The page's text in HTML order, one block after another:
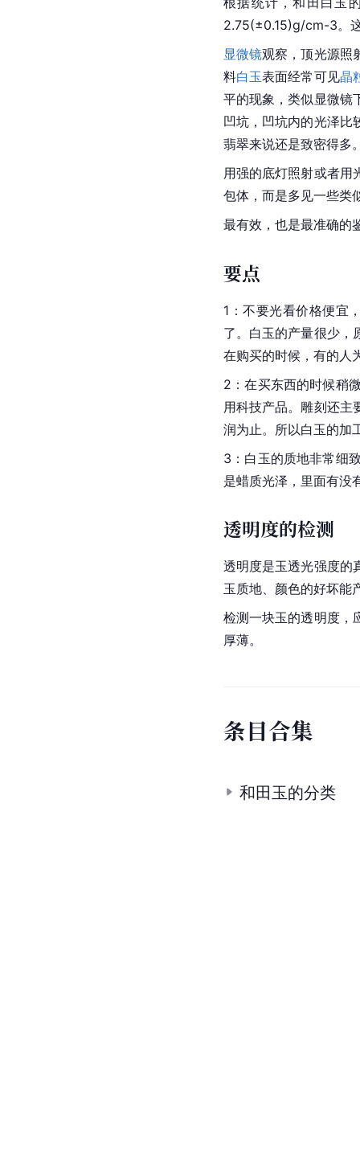
2.75(±0.15)g/cm-3。
显微镜观察，顶光源照
料白玉表面经常可见晶
平的现象，类似显微镜
凹坑，凹坑内的光泽比
翡翠来说还是致密得多
用强的底灯照射或者用
包体，而是多见一些类
最有效，也是最准确的
要点
1：不要光看价格便宜
了。白玉的产量很少，
在购买的时候，有的人
2：在买东西的时候稍
用科技产品。雕刻还主
润为止。所以白玉的加
3： 白玉的质地非常细
是蜡质光泽，里面有没
透明度的检测
透明度是玉透光强度的
玉质地、颜色的好坏能
检测一块玉的透明度，
厚薄。
条目合集
和田玉的分类